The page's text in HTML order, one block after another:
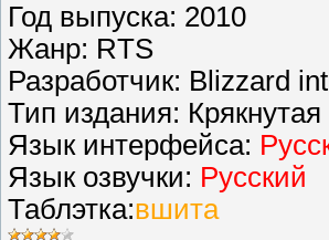
Год выпуска: 2010
Жанр: RTS
Разработчик: Blizzard
Тип издания:
Язык интерфейса:
Язык озвучки: Русский
Таблэтка:вшита